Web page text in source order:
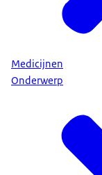
Medicijnen
Onderwerp